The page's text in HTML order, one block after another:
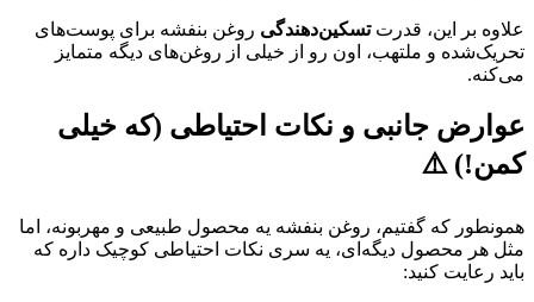
علاوه بر این، قدرتتسکین‌دهندگی روغن بنفشه برای پوست‌های
تحریک‌شده و ملتهب، اون رو از خیلی از روغن‌های دیگه متمایز
می‌کنه.
عوارض جانبی و نکات احتیاطی (که خیلی
کمن!) ⚠️
همونطور که گفتیم، روغن بنفشه یه محصول طبیعی و مهربونه، اما
مثل هر محصول دیگه‌ای، یه سری نکات احتیاطی کوچیک داره که
باید رعایت کنید: